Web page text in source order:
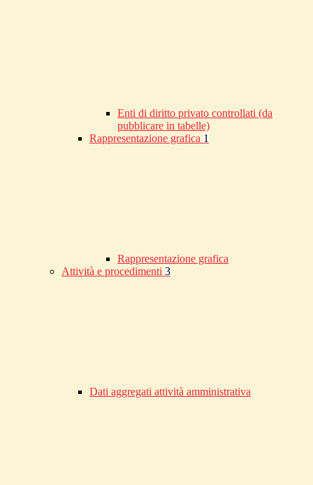
Enti di diritto privato controllati (da
pubblicare in tabelle)
Rappresentazione grafica 1
Rappresentazione grafica
Attività e procedimenti 3
Dati aggregati attività amministrativa